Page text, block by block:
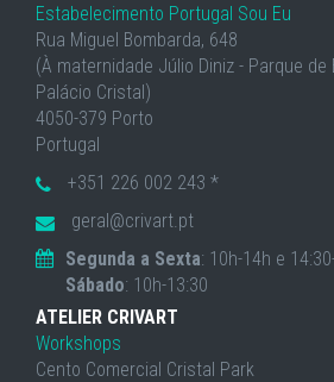
Estabelecimento Portugal Sou Eu
Rua Miguel Bombarda, 648
(À maternidade Júlio Diniz - Parque
Palácio Cristal)
4050-379 Porto
Portugal
+351 226 002 243 *
geral@crivart.pt
Segunda a Sexta: 10h-14h e
Sábado: 10h-13:30
ATELIER CRIVART
Workshops
Cento Comercial Cristal Park